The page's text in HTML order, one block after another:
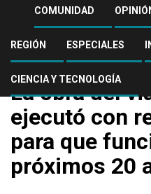
COMUNIDAD
REGIÓN ESPECIALES
CIENCIA Y TECNOLOGÍA
Comunidad
La obra del viaducto 3 se
funcione los próximos 20 años”:
Comunidad
La obra del
ejecutó con
para que
próximos 20